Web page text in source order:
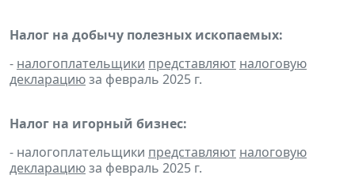
Налог на добычу полезных ископаемых:
- налогоплательщики представляют налоговую
декларациюза февраль 2025 г.
Налог на игорный бизнес:
- налогоплательщики представляют налоговую
декларациюза февраль 2025 г.